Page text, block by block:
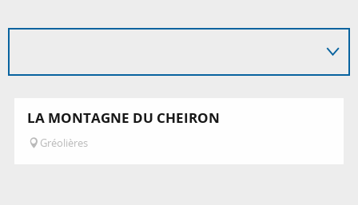
LA MONTAGNE DU CHEIRON
Gréolières